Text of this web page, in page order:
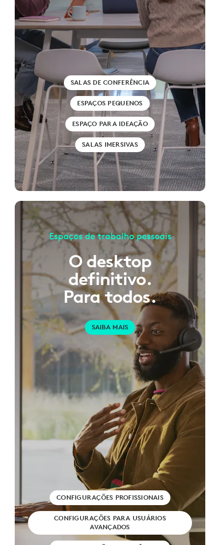
SALAS DE CONFERÊNCIA
ESPAÇOS PEQUENOS
ESPAÇO PARA IDEAÇÃO
SALAS IMERSIVAS
Espaços de trabalho pessoais
O desktop
definitivo.
Para todos.
SAIBA MAIS
CONFIGURAÇÕES PROFISSIONAIS
CONFIGURAÇÕES PARA USUÁRIOS
AVANÇADOS